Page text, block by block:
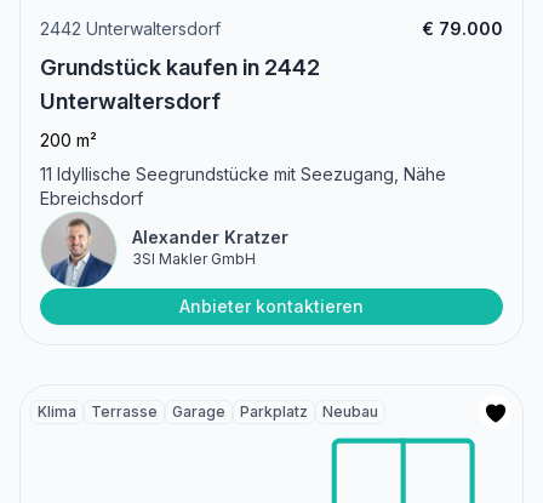
2442 Unterwaltersdorf € 79.000
Grundstück kaufen in 2442
Unterwaltersdorf
200 m²
11 Idyllische Seegrundstücke mit Seezugang, Nähe
Ebreichsdorf
Alexander Kratzer
3SI Makler GmbH
Anbieter kontaktieren
Klima Terrasse Garage Parkplatz Neubau